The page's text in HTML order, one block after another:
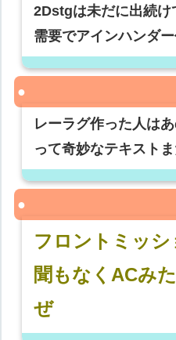
2Dstgは未だに出続け
需要でアインハンダ
レーラグ作った人は
って奇妙なテキスト
フロントミッ
聞もなくACみ
ぜ